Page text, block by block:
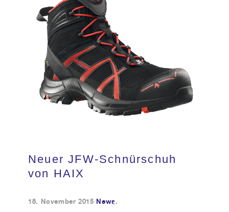
Katalog
Partner
Kontakt
Neuer JFW-Schnürschuh
von HAIX
18. November 2015 News.